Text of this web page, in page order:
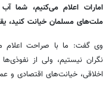
امارات اعلام می‌کنیم، شما
ملت‌های مسلمان خیانت کنید،
وی گفت: ما با صراحت اعلام
نگران نیستیم، ولی از
اخلاقی، خیانت‌های اقتصادی و